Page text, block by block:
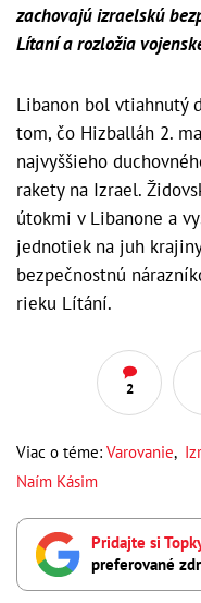
zachovajú izraelskú
Lítaní a rozložia
Libanon bol vtiahnutý
tom, čo Hizballáh 2.
najvyššieho
rakety na Izrael.
útokmi v Libanone a
jednotiek na juh
bezpečnostnú
rieku Lítání.
2
Viac o téme: Varovanie,
Naím Kásim
Pridajte si
preferované